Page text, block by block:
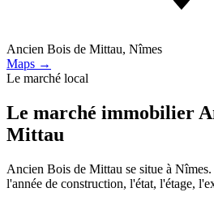
Ancien Bois de Mittau, Nîmes
Maps →
Le marché local
Le marché immobilier
Mittau
Ancien Bois de Mittau se situe à
l'année de construction, l'état, l'étage,